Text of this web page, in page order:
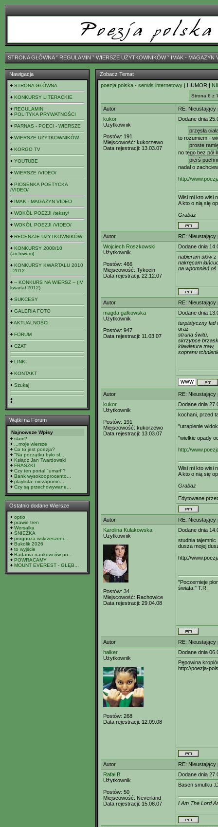
STRONA GŁÓWNAˇ REGULAMIN ˇ WIERSZE UŻYTKOWNIKÓWˇ IMAK - MAGAZYN
Nawigacja
STRONA GŁÓWNA
KONKURSY LITERACKIE
REGULAMIN
POLITYKA PRYWATNOŚCI
PARNAS - POECI - WIERSZE
WIERSZE UŻYTKOWNIKÓW
KORGO TV
YOUTUBE
WIERSZE /VIDEO/
PIOSENKA POETYCKA
/VIDEO/
IMAK - MAGAZYN VIDEO
WOKÓŁ POEZJI /teksty/
WOKÓŁ POEZJI /VIDEO/
RECENZJE UŻYTKOWNIKÓW
KONKURSY 2008/10
(archiwum)
KONKURSY KWARTAŁU 2010
- 2012
-- KONKURS NA WIERSZ -- (IV
kwartał 2012)
SUKCESY
GALERIA FOTO
AKTUALNOŚCI
FORUM
CZAT
LINKI
KONTAKT
Szukaj
Wątki na Forum
Najnowsze Wpisy
slam?
...moje wiersze
Co to jest poezja?
"Na początku było sł...
Ksiądz Jan Twardowski
FRASZKI
Czy ten portal "umarł"?
Bank wysokooprocento...
playlista- niezapomn...
Czy są przechowywane...
Ostatnio dodane Wiersze
optio
prawie tren
Wersalka
ŚNIEŻKA
prognoza wskrzeszeni...
Bukolik 2026
to wyjście
Badania naukowców po...
POWRACAMY
MOUNT EVEREST - GŁĘB...
Zobacz Temat
poezja polska - serwis internetowy | HUMOR |
Strona 6 z
Autor
RE: Nieustający
kukor
Użytkownik
Postów: 191
Miejscowość: kukorzewo
Data rejestracji: 13.03.07
Dodane dnia
przęsła
to rozumiem -
proste
no tego bez pół
pierś
nadal o
http://
Wisi mi kto wisi
A kto o nią się
Grabaż
Autor
RE: Nieustający
Wojciech Roszkowski
Użytkownik
Postów: 466
Miejscowość: Tykocin
Data rejestracji: 22.12.07
Dodane dnia
nabieram słow
nakręcam
na wpomnień oś
Autor
RE: Nieustający
magda gałkowska
Użytkownik
Postów: 947
Data rejestracji: 11.03.07
Dodane dnia
turpistyczny ład
oraz
struna świtu,
skrzypce
klawiatura traw,
sopranu
Autor
RE: Nieustający
kukor
Użytkownik
Postów: 191
Miejscowość: kukorzewo
Data rejestracji: 13.03.07
Dodane dnia
kochani, przed
"utrapienie
"wielkie opady
http://
Wisi mi kto wisi
A kto o nią się
Grabaż
Edytowane
Autor
RE: Nieustający
Karolina Kułakowska
Użytkownik
Postów: 34
Miejscowość: Rachowice
Data rejestracji: 29.04.08
Dodane dnia
studnia tajemnic
dusza mojej
http://
"Poczernieje
świata." T.R.
Autor
RE: Nieustający
haiker
Użytkownik
Postów: 268
Data rejestracji: 12.09.08
Dodane dnia
Pępowina
http://poezja-
Autor
RE: Nieustający
Rafał B
Użytkownik
Postów: 50
Miejscowość: Neverland
Data rejestracji: 15.08.07
Dodane dnia
Basen smutku
I Am The Lord